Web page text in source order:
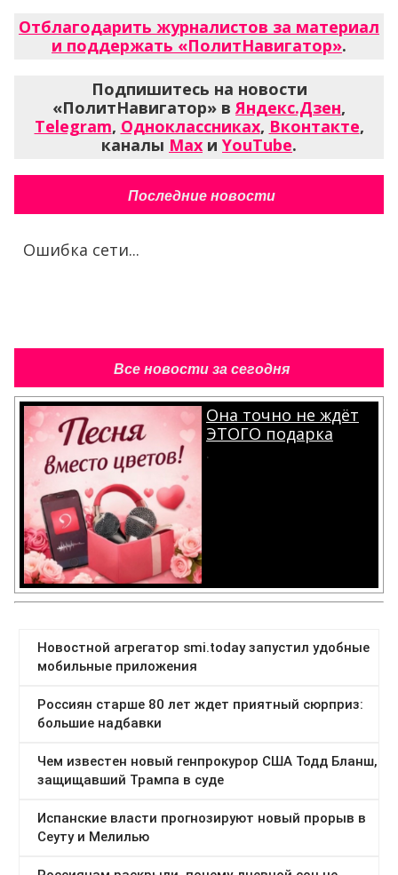
Отблагодарить журналистов за материал
и поддержать «ПолитНавигатор».
Подпишитесь на новости
«ПолитНавигатор» вЯндекс.Дзен,
Telegram, Одноклассниках, Вконтакте,
каналы Max и YouTube.
Последние новости
Ошибка сети...
Все новости за сегодня
Она точно не ждёт
ЭТОГО подарка
.